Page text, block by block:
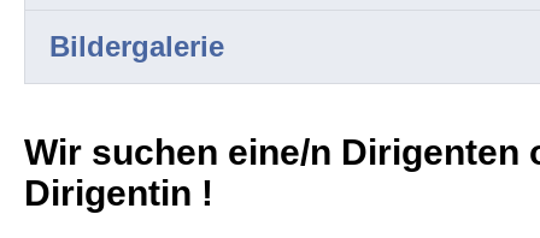
Bildergalerie
Wir suchen eine/n Dirigenten
Dirigentin !